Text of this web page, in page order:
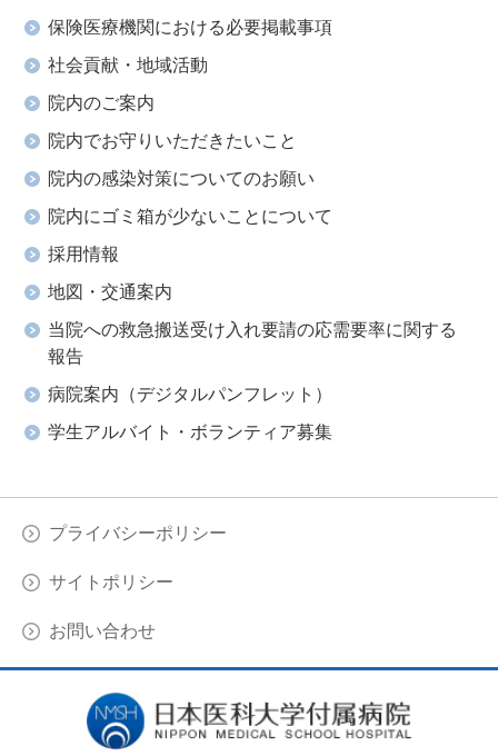
保険医療機関における必要掲載事項
社会貢献・地域活動
院内のご案内
院内でお守りいただきたいこと
院内の感染対策についてのお願い
院内にゴミ箱が少ないことについて
採用情報
地図・交通案内
当院への救急搬送受け入れ要請の応需要率に関する
報告
病院案内（デジタルパンフレット）
学生アルバイト・ボランティア募集
プライバシーポリシー
サイトポリシー
お問い合わせ